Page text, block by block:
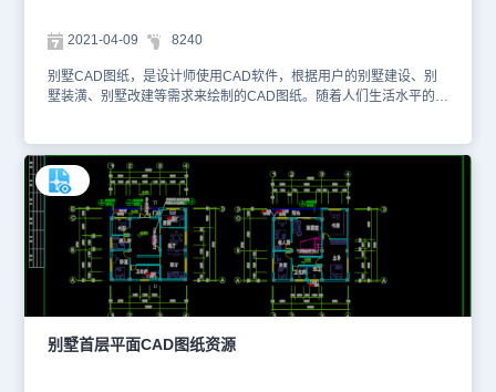
2021-04-09 8240
别墅CAD图纸，是设计师使用CAD软件，根据用户的别墅建设、别
墅装潢、别墅改建等需求来绘制的CAD图纸。随着人们生活水平的提
网进行资源下载。本图纸是建筑设计CAD图纸资源中、使用CAD软
件绘制的3层别墅建筑设计CAD图纸。具体CAD图纸见下面截图，大
家可以使用浩辰CAD软件、浩辰CAD看图王进行在线查看，便于参
考。该3层别墅建筑设计CAD图纸主要包含了一层到三层、还有阁楼
和顶楼平面图纸。设计师还使用CAD软件绘制了不同轴线方向的立面
图、重要位置剖面图以及楼梯大样平面图和剖面位置图。1、1和2层
平面图2、三层和阁楼层平面图3、立面图4、楼梯大样和剖面图更多
关于该3层别墅建筑设计CAD图纸的设计内容、更多的别墅CAD图纸
设计资源，大家可以访问浩辰CAD官网进行学习。本素材仅用于互相
学习资料，请勿商用。
别墅首层平面CAD图纸​资源